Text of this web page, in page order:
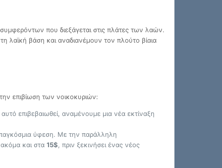
που διεξάγεται στις πλάτες των λαών.
λαϊκή βάση και αναδιανέμουν τον πλούτο βίαια
επιβίωση των νοικοκυριών:
επιβεβαιωθεί, αναμένουμε μια νέα εκτίναξη
ύφεση. Με την παράλληλη
και στα 15$, πριν ξεκινήσει ένας νέος